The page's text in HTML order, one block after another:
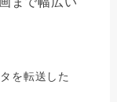
を転送した